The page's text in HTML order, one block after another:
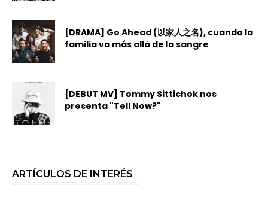
[DRAMA] Go Ahead (以家人之名), cuando la
familia va más allá de la sangre
[DEBUT MV] Tommy Sittichok nos
presenta "Tell Now?"
ARTÍCULOS DE INTERÉS